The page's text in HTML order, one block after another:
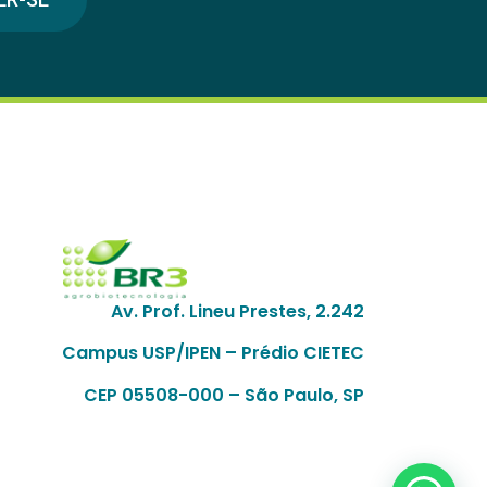
Av. Prof. Lineu Prestes, 2.242
Campus USP/IPEN – Prédio CIETEC
CEP 05508-000 – São Paulo, SP